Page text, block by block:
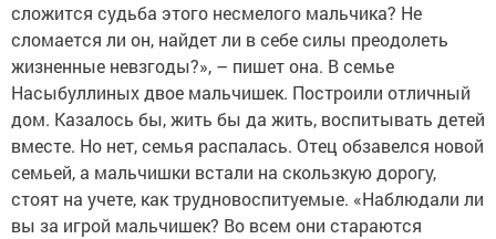
сложится судьба этого несмелого мальчика? Не
сломается ли он, найдет ли в себе силы преодолеть
жизненные невзгоды?», – пишет она. В семье
Насыбуллиных двое мальчишек. Построили отличный
дом. Казалось бы, жить бы да жить, воспитывать детей
вместе. Но нет, семья распалась. Отец обзавелся новой
семьей, а мальчишки встали на скользкую дорогу,
стоят на учете, как трудновоспитуемые. «Наблюдали ли
вы за игрой мальчишек? Во всем они стараются